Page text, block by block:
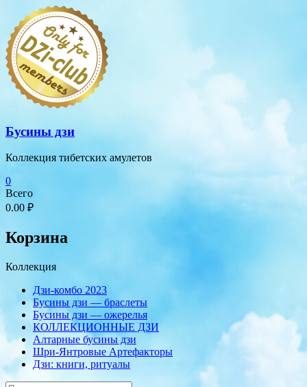
Перейти
содержимому
Бусины дзи
Коллекция тибетских амулетов
0
Всего
0.00 ₽
Корзина
Коллекция
Дзи-комбо 2023
Бусины дзи — браслеты
Бусины дзи — ожерелья
КОЛЛЕКЦИОННЫЕ ДЗИ
Алтарные бусины дзи
Шри-Янтровые Артефакторы
Дзи: книги, ритуалы